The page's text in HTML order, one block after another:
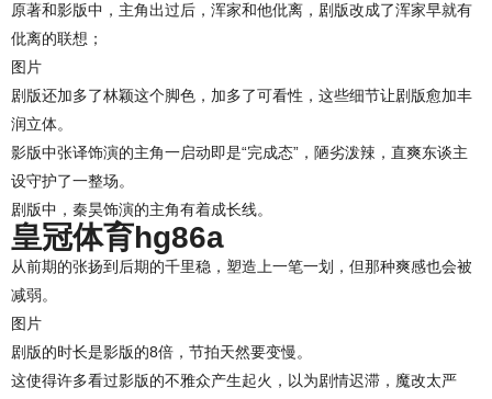
原著和影版中，主角出过后，浑家和他仳离，剧版改成了浑家早就有
仳离的联想；
图片
剧版还加多了林颖这个脚色，加多了可看性，这些细节让剧版愈加丰
润立体。
影版中张译饰演的主角一启动即是“完成态”，陋劣泼辣，直爽东谈主
设守护了一整场。
剧版中，秦昊饰演的主角有着成长线。
皇冠体育hg86a
从前期的张扬到后期的千里稳，塑造上一笔一划，但那种爽感也会被
减弱。
图片
剧版的时长是影版的8倍，节拍天然要变慢。
这使得许多看过影版的不雅众产生起火，以为剧情迟滞，魔改太严